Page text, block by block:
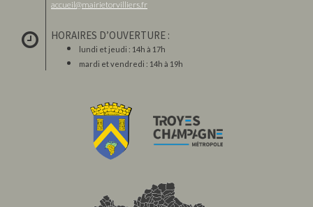
accueil@mairietorvilliers.fr
HORAIRES D’OUVERTURE :
lundi et jeudi : 14h à 17h
mardi et vendredi : 14h à 19h